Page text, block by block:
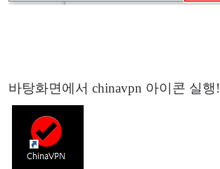
바탕화면에서 chinavpn 아이콘 실행!